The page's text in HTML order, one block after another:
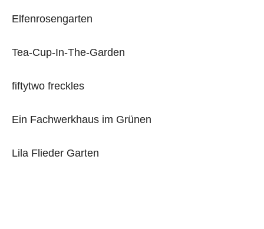
Elfenrosengarten
Tea-Cup-In-The-Garden
fiftytwo freckles
Ein Fachwerkhaus im Grünen
Lila Flieder Garten